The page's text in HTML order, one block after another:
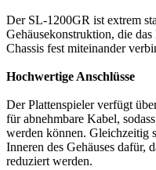
Der SL-1200GR ist extrem
Gehäusekonstruktion, die
Chassis fest miteinander
Hochwertige Anschlüsse
Der Plattenspieler verfügt
für abnehmbare Kabel,
werden können. Gleichzeitig
Inneren des Gehäuses dafür,
reduziert werden.